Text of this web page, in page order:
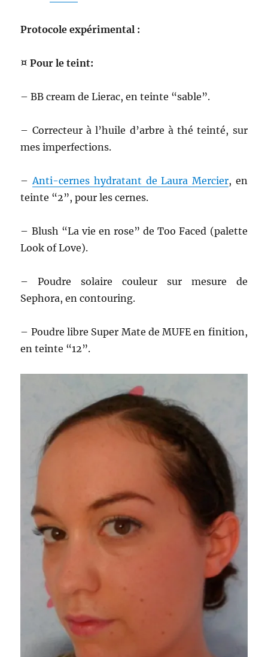
Protocole expérimental :
¤ Pour le teint:
– BB cream de Lierac, en teinte “sable”.
– Correcteur à l’huile d’arbre à thé teinté, sur
mes imperfections.
–Anti-cernes hydratant de Laura Mercier, en
teinte “2”, pour les cernes.
– Blush “La vie en rose” de Too Faced (palette
Look of Love).
– Poudre solaire couleur sur mesure de
Sephora, en contouring.
– Poudre libre Super Mate de MUFE en finition,
en teinte “12”.